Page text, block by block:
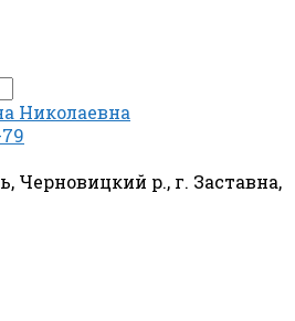
Николаевна
Черновицкий р., г. Заставна,